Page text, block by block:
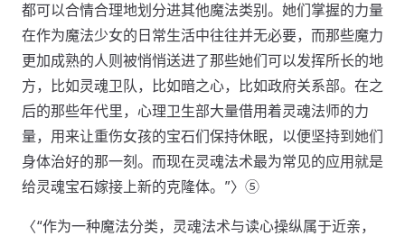
都可以合情合理地划分进其他魔法类别。她们掌握的力量
在作为魔法少女的日常生活中往往并无必要，而那些魔力
更加成熟的人则被悄悄送进了那些她们可以发挥所长的地
方，比如灵魂卫队，比如暗之心，比如政府关系部。在之
后的那些年代里，心理卫生部大量借用着灵魂法师的力
量，用来让重伤女孩的宝石们保持休眠，以便坚持到她们
身体治好的那一刻。而现在灵魂法术最为常见的应用就是
给灵魂宝石嫁接上新的克隆体。”〉⑤
〈“作为一种魔法分类，灵魂法术与读心操纵属于近亲，